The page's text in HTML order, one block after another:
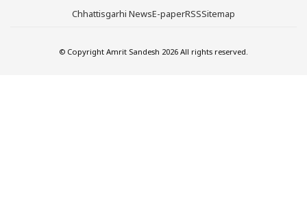
Chhattisgarhi NewsE-paperRSSSitemap
© Copyright Amrit Sandesh 2026 All rights reserved.